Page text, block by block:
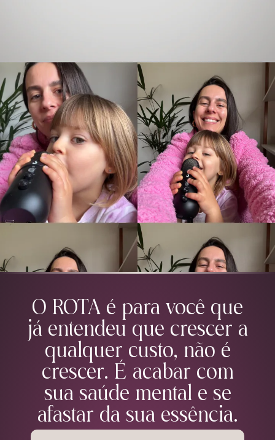
O ROTA é para você que
já entendeu que crescer a
qualquer custo, não é
crescer. É acabar com
sua saúde mental e se
afastar da sua essência.